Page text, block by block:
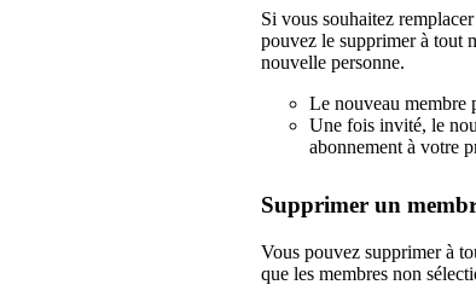
Si vous souhaitez
pouvez le supprimer à tout
nouvelle personne.
Le nouveau membre
Une fois invité, le
abonnement à votre
Supprimer un
Vous pouvez supprimer à
que les membres non